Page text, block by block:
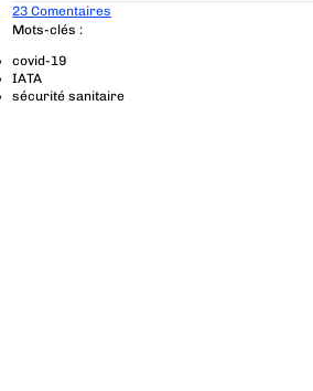
23 Comentaires
Mots-clés :
covid-19
IATA
sécurité sanitaire